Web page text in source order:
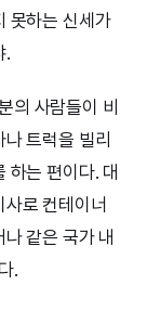
못하는 신세가
.
의 사람들이 비
트럭을 빌리
하는 편이다. 대
로 컨테이너
같은 국가 내
.